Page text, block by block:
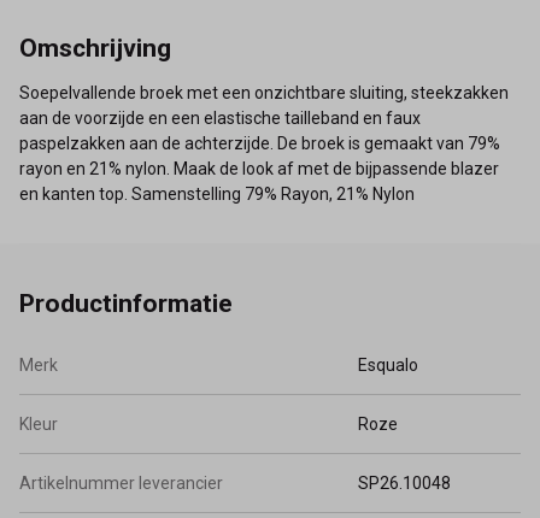
Omschrijving
Soepelvallende broek met een onzichtbare sluiting, steekzakken
aan de voorzijde en een elastische tailleband en faux
paspelzakken aan de achterzijde. De broek is gemaakt van 79%
rayon en 21% nylon. Maak de look af met de bijpassende blazer
en kanten top. Samenstelling 79% Rayon, 21% Nylon
Productinformatie
Merk Esqualo
Kleur Roze
Artikelnummer leverancier SP26.10048